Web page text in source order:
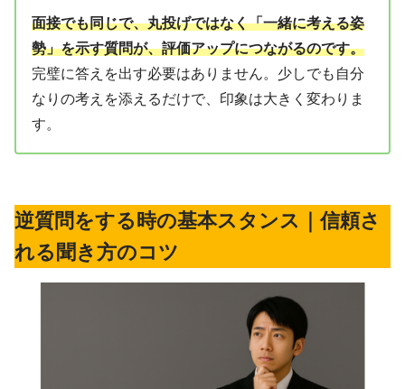
面接でも同じで、丸投げではなく「一緒に考える姿
勢」を示す質問が、評価アップにつながるのです。
完璧に答えを出す必要はありません。少しでも自分
なりの考えを添えるだけで、印象は大きく変わりま
す。
逆質問をする時の基本スタンス｜信頼さ
れる聞き方のコツ